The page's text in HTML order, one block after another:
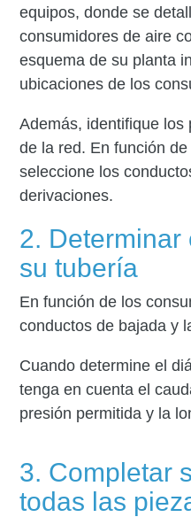
equipos, donde se
consumidores de aire
esquema de su planta
ubicaciones de los
Además, identifique los
de la red. En función
seleccione los
derivaciones.
2. Determinar
su tubería
En función de los
conductos de bajada y
Cuando determine el
tenga en cuenta el
presión permitida y la
3. Completar
todas las